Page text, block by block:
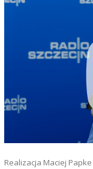
Realizacja Maciej